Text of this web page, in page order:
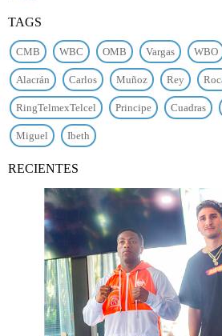
TAGS
CMB WBC OMB Vargas WBO
Alacrán Carlos Muñoz Rey
RingTelmexTelcel Principe Cuadras
Miguel Ibeth
RECIENTES